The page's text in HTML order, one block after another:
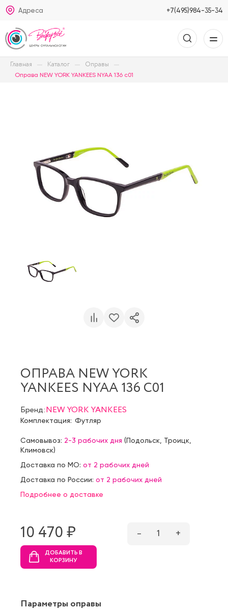
Адреса +7(495)984-35-34
Главная Каталог Оправы
Оправа NEW YORK YANKEES NYAA 136 c01
ОПРАВА NEW YORK
YANKEES NYAA 136 C01
Бренд:NEW YORK YANKEES
Комплектация: Футляр
Самовывоз: 2-3 рабочих дня (Подольск Троицк
Климовск)
Доставка по МО: от 2 рабочих дней
Доставка по России: от 2 рабочих дней
Подробнее о доставке
10 470 ₷ – 1 +
ДОБАВИТЬ В
КОРЗИНУ
Параметры оправы